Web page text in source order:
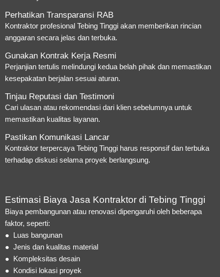
Perhatikan Transparansi RAB
Kontraktor profesional Tebing Tinggi akan memberikan rincian
anggaran secara jelas dan terbuka.
Gunakan Kontrak Kerja Resmi
Perjanjian tertulis melindungi kedua belah pihak dan memastikan
kesepakatan berjalan sesuai aturan.
Tinjau Reputasi dan Testimoni
Cari ulasan atau rekomendasi dari klien sebelumnya untuk
memastikan kualitas layanan.
Pastikan Komunikasi Lancar
Kontraktor terpercaya Tebing Tinggi harus responsif dan terbuka
terhadap diskusi selama proyek berlangsung.
Estimasi Biaya Jasa Kontraktor di Tebing Tinggi
Biaya pembangunan atau renovasi dipengaruhi oleh beberapa
faktor, seperti:
● Luas bangunan
● Jenis dan kualitas material
● Kompleksitas desain
● Kondisi lokasi proyek